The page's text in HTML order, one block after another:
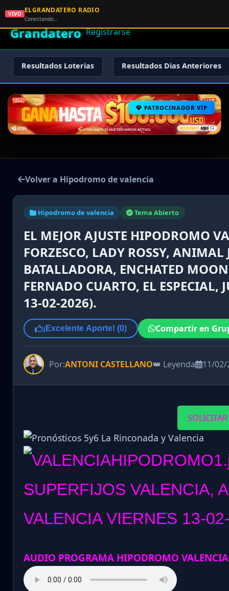
🌟 El
Grandatero Registrarse
Resultados Loterias Resultados Dias Anteriores
PATROCINADOR VIP
Volver a Hipodromo de valencia
Hipodromo de valencia Tema Abierto
EL MEJOR AJUSTE HIPODROMO
FORZESCO, LADY ROSSY,
BATALLADORA, ENCHATED
FERNADO CUARTO, EL ESPECIAL,
13-02-2026).
¡Excelente Aporte! (0) Compartir en
Por:ANTONI CASTELLANO👑 Leyenda 11/02/
SUPERFIJOS VALENCIA,
VALENCIA VIERNES 13-
AUDIO PROGRAMA HIPODROMO
VIVO ELGRANDATERO RADIO
Conectando…